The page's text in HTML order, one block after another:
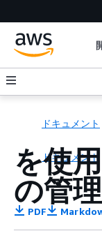
ドキュメント
ドキュメント
を使
の管
PDF